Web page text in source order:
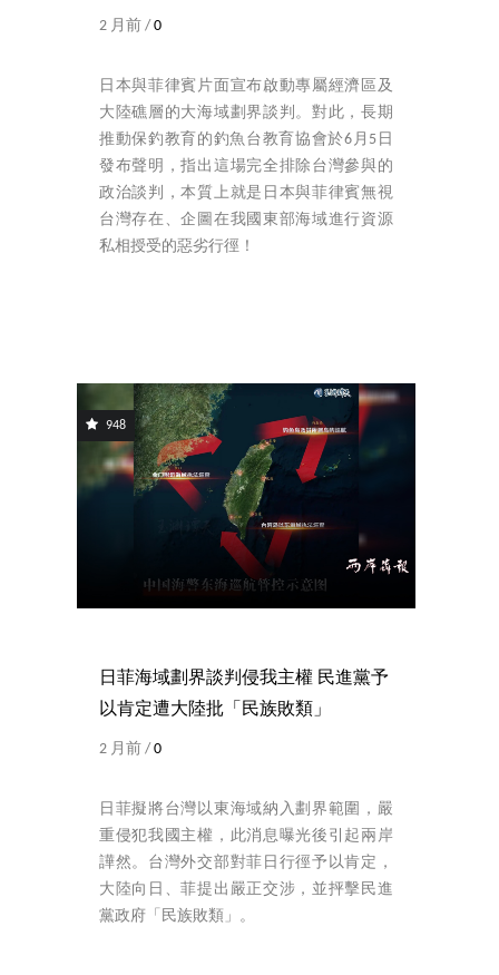
2 月前 / 0
日本與菲律賓片面宣布啟動專屬經濟區及
大陸礁層的大海域劃界談判。對此，長期
推動保釣教育的釣魚台教育協會於6月5日
發布聲明，指出這場完全排除台灣參與的
政治談判，本質上就是日本與菲律賓無視
台灣存在、企圖在我國東部海域進行資源
私相授受的惡劣行徑！
948
日菲海域劃界談判侵我主權 民進黨予
以肯定遭大陸批「民族敗類」
2 月前 / 0
日菲擬將台灣以東海域納入劃界範圍，嚴
重侵犯我國主權，此消息曝光後引起兩岸
譁然。台灣外交部對菲日行徑予以肯定，
大陸向日、菲提出嚴正交涉，並抨擊民進
黨政府「民族敗類」。